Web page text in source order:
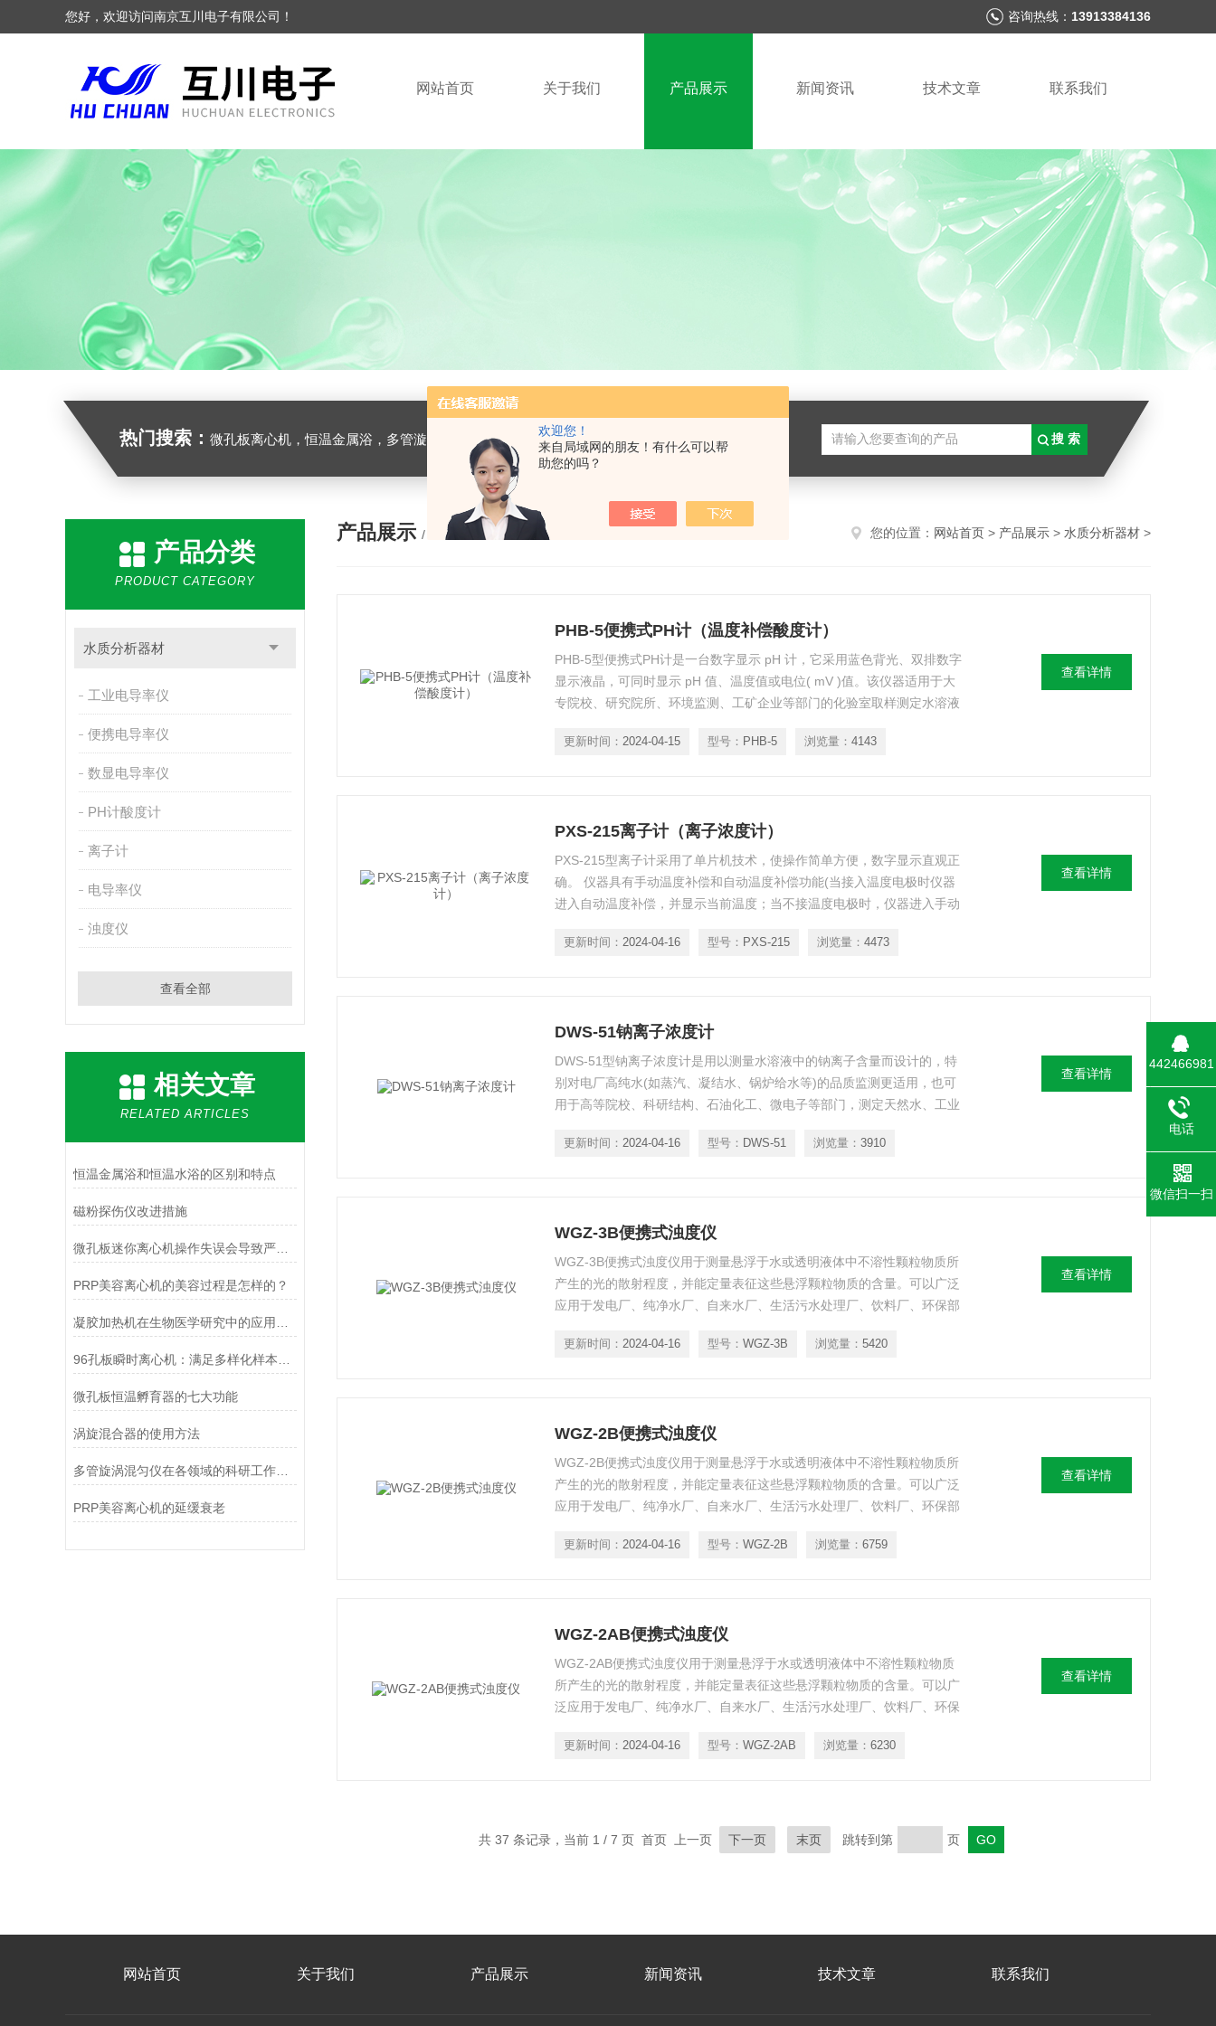
欢迎您！
来自局域网的朋友！有什么可以帮
助您的吗？
您好，欢迎访问南京互川电子有限公司！ 咨询热线： 13913384136
网站首页 关于我们 产品展示 新闻资讯 技术文章 联系我们
热门搜索： 微孔板离心机，恒温金属浴，多管漩涡混合仪，梅毒旋转仪,红外线灭菌器，微孔板恒温振荡器，恒温混匀仪，水平摇床，牛奶抗生素恒温温育器，细菌内毒素恒温检测仪，PRP凝胶加热机孵育制备器，脂肪注射器离心机，大自血摇床，氮吹仪。
产品分类
PRODUCT CATEGORY
水质分析器材
工业电导率仪
便携电导率仪
数显电导率仪
PH计酸度计
离子计
电导率仪
浊度仪
查看全部
相关文章
RELATED ARTICLES
恒温金属浴和恒温水浴的区别和特点
磁粉探伤仪改进措施
微孔板迷你离心机操作失误会导致严重后果，甚至危及生命
PRP美容离心机的美容过程是怎样的？
微孔板恒温孵育器的七大功能
涡旋混合器的使用方法
多管旋涡混匀仪在各领域的科研工作中发挥着关键作用
PRP美容离心机的延缓衰老
产品展示 / PRODUCTS 您的位置： 网站首页 > 产品展示 > 水质分析器材 >
PHB-5便携式PH计（温度补偿酸度计）
PHB-5型便携式PH计是一台数字显示 pH 计，它采用蓝色背光、双排数字
显示液晶，可同时显示 pH 值、温度值或电位( mV )值。该仪器适用于大
专院校、研究院所、环境监测、工矿企业等部门的化验室取样测定水溶液
位)值，配上离子选择性电极可测量该电极的电极电位值。
更新时间： 2024-04-15 型号： PHB-5 浏览量： 4143
查看详情
PXS-215离子计（离子浓度计）
PXS-215型离子计采用了单片机技术，使操作简单方便，数字显示直观正
确。 仪器具有手动温度补偿和自动温度补偿功能(当接入温度电极时仪器
进入自动温度补偿，并显示当前温度；当不接温度电极时，仪器进入手动
更新时间： 2024-04-16 型号： PXS-215 浏览量： 4473
查看详情
DWS-51钠离子浓度计
DWS-51型钠离子浓度计是用以测量水溶液中的钠离子含量而设计的，特
别对电厂高纯水(如蒸汽、凝结水、锅炉给水等)的品质监测更适用，也可
用于高等院校、科研结构、石油化工、微电子等部门，测定天然水、工业
更新时间： 2024-04-16 型号： DWS-51 浏览量： 3910
查看详情
WGZ-3B便携式浊度仪
WGZ-3B便携式浊度仪用于测量悬浮于水或透明液体中不溶性颗粒物质所
产生的光的散射程度，并能定量表征这些悬浮颗粒物质的含量。可以广泛
应用于发电厂、纯净水厂、自来水厂、生活污水处理厂、饮料厂、环保部
量。
更新时间： 2024-04-16 型号： WGZ-3B 浏览量： 5420
查看详情
WGZ-2B便携式浊度仪
WGZ-2B便携式浊度仪用于测量悬浮于水或透明液体中不溶性颗粒物质所
产生的光的散射程度，并能定量表征这些悬浮颗粒物质的含量。可以广泛
应用于发电厂、纯净水厂、自来水厂、生活污水处理厂、饮料厂、环保部
量。
更新时间： 2024-04-16 型号： WGZ-2B 浏览量： 6759
查看详情
WGZ-2AB便携式浊度仪
WGZ-2AB便携式浊度仪用于测量悬浮于水或透明液体中不溶性颗粒物质
所产生的光的散射程度，并能定量表征这些悬浮颗粒物质的含量。可以广
泛应用于发电厂、纯净水厂、自来水厂、生活污水处理厂、饮料厂、环保
量。
更新时间： 2024-04-16 型号： WGZ-2AB 浏览量： 6230
查看详情
共 37 条记录，当前 1 / 7 页 首页 上一页 下一页 末页 跳转到第 页
网站首页 关于我们 产品展示 新闻资讯 技术文章 联系我们
442466981
电话
微信扫一扫